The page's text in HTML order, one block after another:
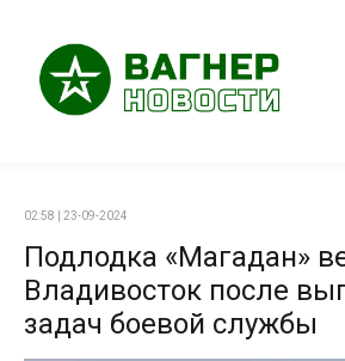
02:58 | 23-09-2024
Подлодка «Магадан»
Владивосток после
задач боевой службы